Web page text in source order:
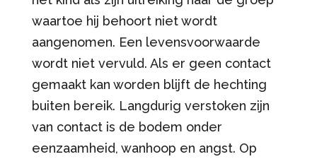
waartoe hij behoort niet wordt
aangenomen. Een levensvoorwaarde
wordt niet vervuld. Als er geen contact
gemaakt kan worden blijft de hechting
buiten bereik. Langdurig verstoken zijn
van contact is de bodem onder
eenzaamheid, wanhoop en angst. Op